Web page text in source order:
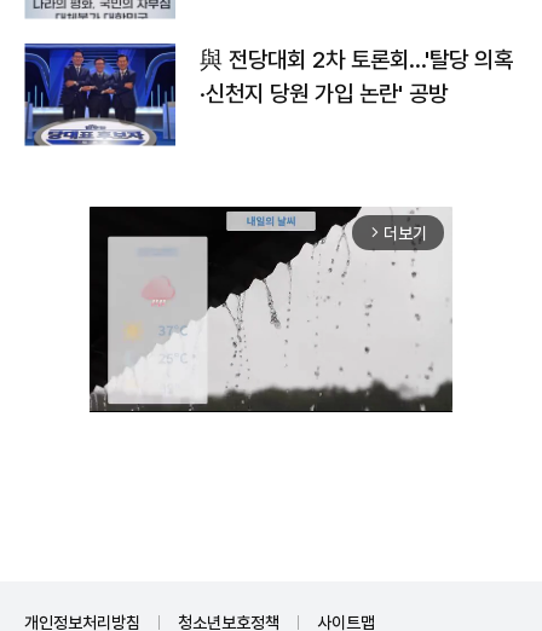
與 전당대회 2차 토론회…'탈당 의혹
·신천지 당원 가입 논란' 공방
arrow_forward_ios 더보기
개인정보처리방침 청소년보호정책 사이트맵